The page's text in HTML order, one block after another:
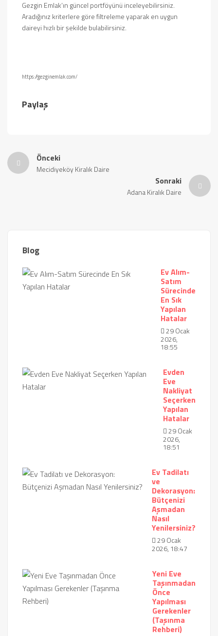
Gezgin Emlak’ın güncel portföyünü inceleyebilirsiniz.
Aradığınız kriterlere göre filtreleme yaparak en uygun
daireyi hızlı bir şekilde bulabilirsiniz.
https://gezginemlak.com/
Paylaş
Önceki
Mecidiyeköy Kiralık Daire
Sonraki
Adana Kiralık Daire
Blog
Ev Alım-
Satım
Sürecinde
En Sık
Yapılan
Hatalar
29 Ocak
2026,
18:55
Evden
Eve
Nakliyat
Seçerken
Yapılan
Hatalar
29 Ocak
2026,
18:51
Ev Tadilatı
ve
Dekorasyon:
Bütçenizi
Aşmadan
Nasıl
Yenilersiniz?
29 Ocak
2026, 18:47
Yeni Eve
Taşınmadan
Önce
Yapılması
Gerekenler
(Taşınma
Rehberi)